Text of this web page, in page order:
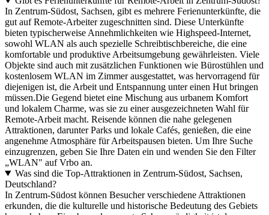
In Zentrum-Südost, Sachsen, gibt es mehrere Ferienunterkünfte, die
gut auf Remote-Arbeiter zugeschnitten sind. Diese Unterkünfte
bieten typischerweise Annehmlichkeiten wie Highspeed-Internet,
sowohl WLAN als auch spezielle Schreibtischbereiche, die eine
komfortable und produktive Arbeitsumgebung gewährleisten. Viele
Objekte sind auch mit zusätzlichen Funktionen wie Bürostühlen und
kostenlosem WLAN im Zimmer ausgestattet, was hervorragend für
diejenigen ist, die Arbeit und Entspannung unter einen Hut bringen
müssen.Die Gegend bietet eine Mischung aus urbanem Komfort
und lokalem Charme, was sie zu einer ausgezeichneten Wahl für
Remote-Arbeit macht. Reisende können die nahe gelegenen
Attraktionen, darunter Parks und lokale Cafés, genießen, die eine
angenehme Atmosphäre für Arbeitspausen bieten. Um Ihre Suche
einzugrenzen, geben Sie Ihre Daten ein und wenden Sie den Filter
„WLAN" auf Vrbo an.
Was sind die Top-Attraktionen in Zentrum-Südost, Sachsen,
Deutschland?
In Zentrum-Südost können Besucher verschiedene Attraktionen
erkunden, die die kulturelle und historische Bedeutung des Gebiets